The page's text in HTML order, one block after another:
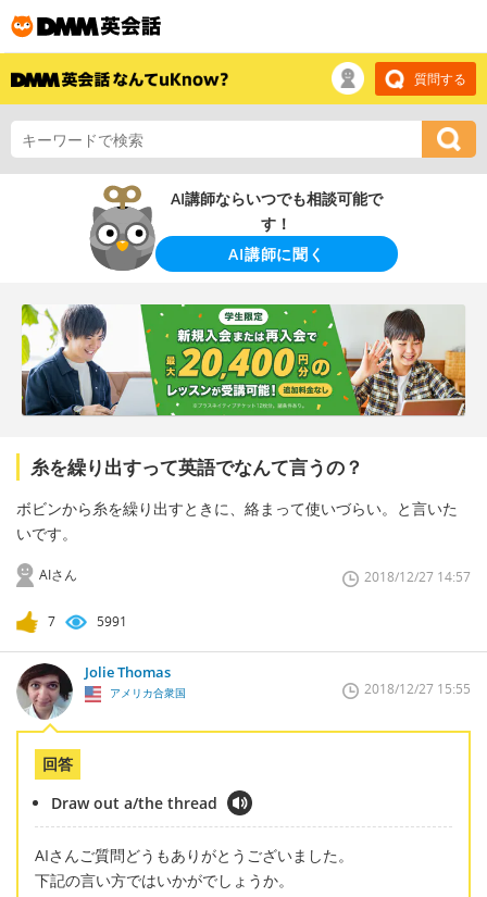
質問する
AI講師ならいつでも相談可能で
す！
AI講師に聞く
糸を繰り出すって英語でなんて言うの？
ボビンから糸を繰り出すときに、絡まって使いづらい。と言いた
いです。
AIさん 2018/12/27 14:57
7 5991
Jolie Thomas
アメリカ合衆国 2018/12/27 15:55
回答
Draw out a/the thread
AIさんご質問どうもありがとうございました。
下記の言い方ではいかがでしょうか。